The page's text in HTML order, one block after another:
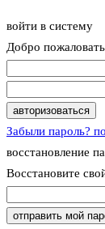
войти в систему
Добро
Забыли пароль?
восстановление
Восстановите